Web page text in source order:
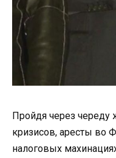
Пройдя через
кризисов, аресты во
налоговых